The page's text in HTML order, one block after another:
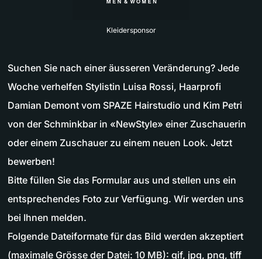
Kleidersponsor
Suchen Sie nach einer äusseren Veränderung? Jede
Woche verhelfen Stylistin Luisa Rossi, Haarprofi
Damian Demont vom SPAZE Hairstudio und Kim Petri
von der Schminkbar in «NewStyle» einer Zuschauerin
oder einem Zuschauer zu einem neuen Look. Jetzt
bewerben!
Bitte füllen Sie das Formular aus und stellen uns ein
entsprechendes Foto zur Verfügung. Wir werden uns
bei Ihnen melden.
Folgende Dateiformate für das Bild werden akzeptiert
(maximale Grösse der Datei: 10 MB): gif, jpg, png, tiff